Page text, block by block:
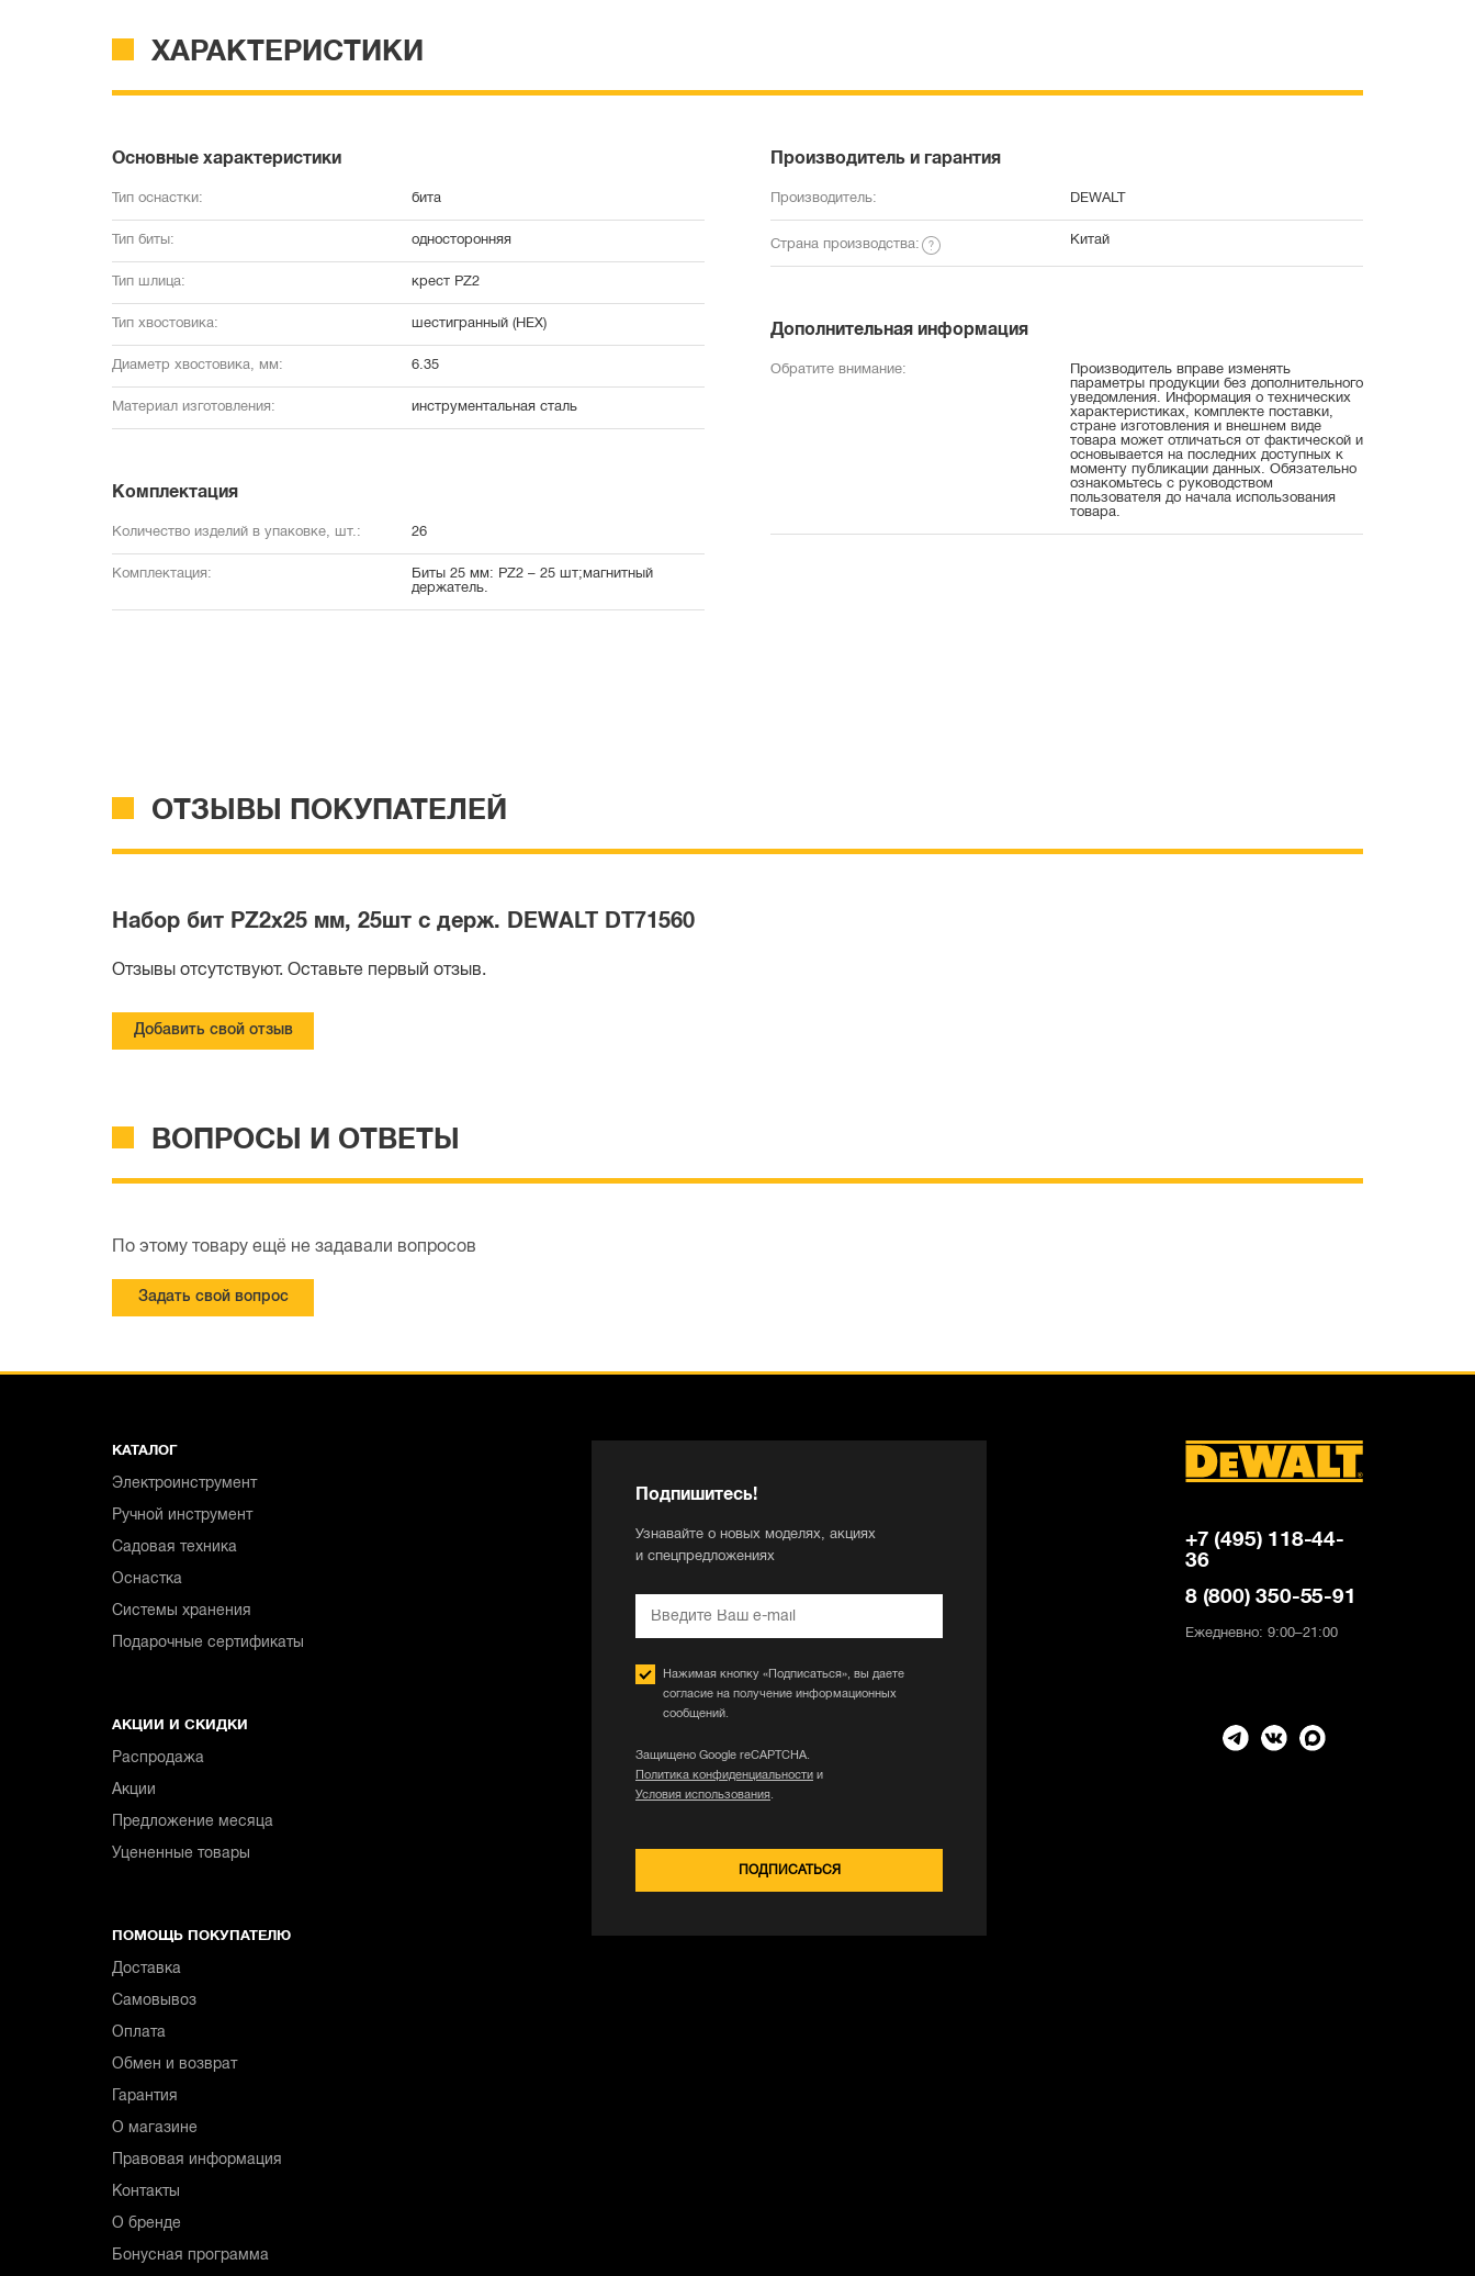
ХАРАКТЕРИСТИКИ
Основные характеристики
Тип оснастки: бита
Тип биты: односторонняя
Тип шлица: крест PZ2
Тип хвостовика: шестигранный (HEX)
Диаметр хвостовика, мм: 6.35
Материал изготовления: инструментальная сталь
Комплектация
Количество изделий в упаковке, шт.: 26
Комплектация:
Биты 25 мм: PZ2 – 25 шт;магнитный
держатель.
Производитель и гарантия
Производитель: DEWALT
Страна производства: Китай
Дополнительная информация
Обратите внимание:
Производитель вправе изменять
параметры продукции без дополнительного
уведомления. Информация о технических
характеристиках, комплекте поставки,
стране изготовления и внешнем виде
товара может отличаться от фактической и
основывается на последних доступных к
моменту публикации данных. Обязательно
ознакомьтесь с руководством
пользователя до начала использования
товара.
ОТЗЫВЫ ПОКУПАТЕЛЕЙ
Набор бит PZ2x25 мм, 25шт с держ. DEWALT DT71560
Отзывы отсутствуют. Оставьте первый отзыв.
Добавить свой отзыв
ВОПРОСЫ И ОТВЕТЫ
По этому товару ещё не задавали вопросов
Задать свой вопрос
КАТАЛОГ
Электроинструмент
Ручной инструмент
Садовая техника
Оснастка
Системы хранения
Подарочные сертификаты
АКЦИИ И СКИДКИ
Распродажа
Акции
Предложение месяца
Уцененные товары
ПОМОЩЬ ПОКУПАТЕЛЮ
Доставка
Самовывоз
Оплата
Обмен и возврат
Гарантия
О магазине
Правовая информация
Контакты
О бренде
Бонусная программа
Подпишитесь!
Узнавайте о новых моделях, акциях
и спецпредложениях
ПОДПИСАТЬСЯ
Нажимая кнопку «Подписаться», вы даете
согласие на получение информационных
сообщений.
Защищено Google reCAPTCHA.
Политика конфиденциальности и
Условия использования.
+7 (495) 118-44-
36
8 (800) 350-55-91
Ежедневно: 9:00–21:00